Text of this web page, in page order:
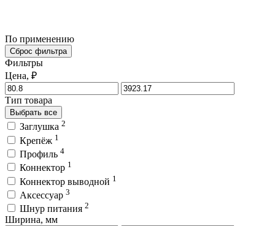
По применению
Сброс фильтра
Фильтры
Цена, ₽
Тип товара
Выбрать все
Заглушка 2
Крепёж 1
Профиль 4
Коннектор 1
Коннектор выводной 1
Аксессуар 3
Шнур питания 2
Ширина, мм